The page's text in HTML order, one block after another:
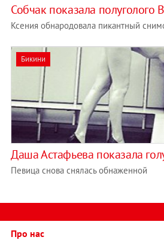
Собчак показала полуголого
Ксения обнародовала пикантный
Бикини
Даша Астафьева показала
Певица снова снялась обнаженной
Про нас